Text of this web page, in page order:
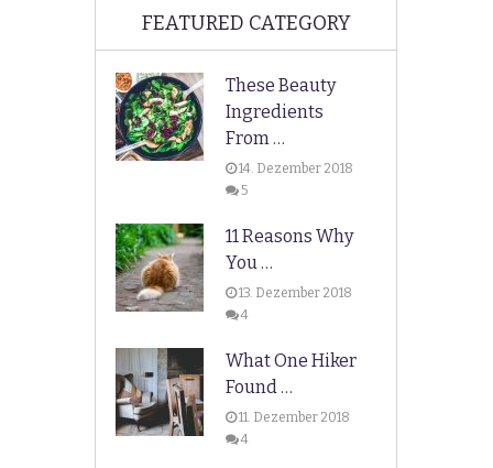
FEATURED CATEGORY
These Beauty
Ingredients
From …
14. Dezember 2018
5
11 Reasons Why
You …
13. Dezember 2018
4
What One Hiker
Found …
11. Dezember 2018
4